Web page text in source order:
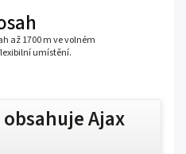
až 1700 m ve volném
umístění.
Ajax